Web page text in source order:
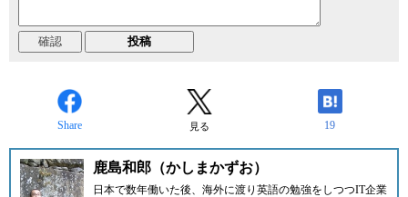
Share 見る 19
鹿島和郎（かしまかずお）
日本で数年働いた後、海外に渡り英語の勉強をしつつIT企業